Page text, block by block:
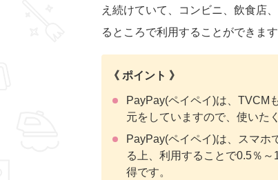
え続けていて、コンビニ、飲食店
るところで利用することができます
《 ポイント 》
PayPay(ペイペイ)は、TVCM
元をしていますので、使いた
PayPay(ペイペイ)は、スマホ
る上、利用することで0.5％
得です。